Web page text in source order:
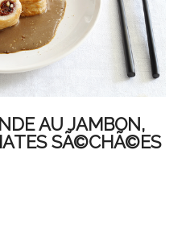
AU JAMBON,
SÃ©CHÃ©ES